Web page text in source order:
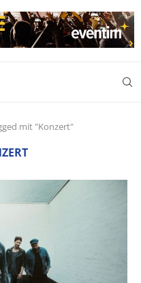
mit "Konzert"